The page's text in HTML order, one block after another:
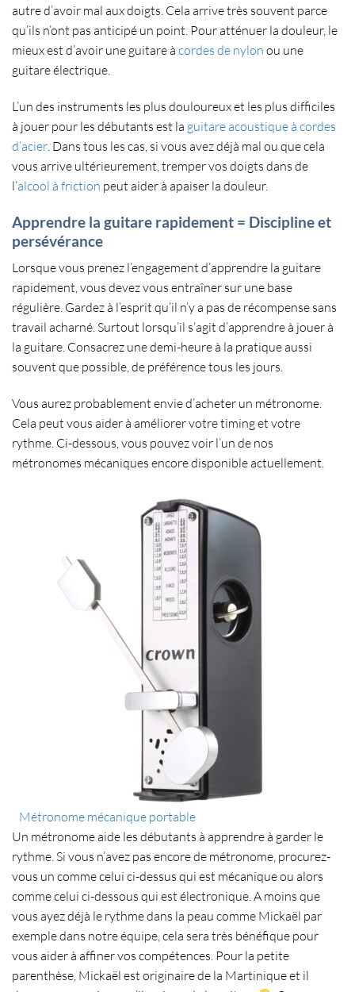
autre d’avoir mal aux doigts. Cela arrive très souvent parce
qu’ils n’ont pas anticipé un point. Pour atténuer la douleur, le
mieux est d’avoir une guitare à cordes de nylon ou une
guitare électrique.
L’un des instruments les plus douloureux et les plus difficiles
à jouer pour les débutants est la guitare acoustique à cordes
d’acier . Dans tous les cas, si vous avez déjà mal ou que cela
vous arrive ultérieurement, tremper vos doigts dans de
l’alcool à friction peut aider à apaiser la douleur.
Apprendre la guitare rapidement = Discipline et
persévérance
Lorsque vous prenez l’engagement d’apprendre la guitare
rapidement, vous devez vous entraîner sur une base
régulière. Gardez à l’esprit qu’il n’y a pas de récompense sans
travail acharné. Surtout lorsqu’il s’agit d’apprendre à jouer à
la guitare. Consacrez une demi-heure à la pratique aussi
souvent que possible, de préférence tous les jours.
Vous aurez probablement envie d’acheter un métronome.
Cela peut vous aider à améliorer votre timinget votre
rythme. Ci-dessous, vous pouvez voir l’un de nos
métronomes mécaniques encore disponible actuellement.
Métronome mécanique portable
Un métronome aide les débutants à apprendre à garder le
rythme . Si vous n’avez pas encore de métronome, procurez-
vous un comme celui ci-dessus qui est mécanique ou alors
comme celui ci-dessous qui est électronique. A moins que
vous ayez déjà le rythme dans la peau comme Mickaël par
exemple dans notre équipe, cela sera très bénéfique pour
vous aider à affiner vos compétences . Pour la petite
parenthèse, Mickaël est originaire de la Martinique et il